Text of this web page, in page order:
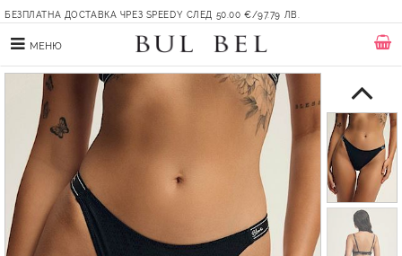
БЕЗПЛАТНА ДОСТАВКА ЧРЕЗ SPEEDY СЛЕД 50.00 €/97.79 ЛВ.
МЕНЮ